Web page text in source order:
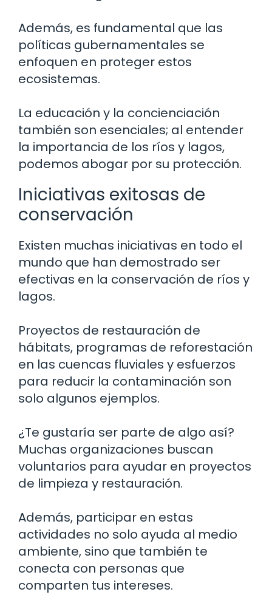
Además, es fundamental que las
políticas gubernamentales se
enfoquen en proteger estos
ecosistemas.
La educación y la concienciación
también son esenciales; al entender
la importancia de los ríos y lagos,
podemos abogar por su protección.
Iniciativas exitosas de
conservación
Existen muchas iniciativas en todo el
mundo que han demostrado ser
efectivas en la conservación de ríos y
lagos.
Proyectos de restauración de
hábitats, programas de reforestación
en las cuencas fluviales y esfuerzos
para reducir la contaminación son
solo algunos ejemplos.
¿Te gustaría ser parte de algo así?
Muchas organizaciones buscan
voluntarios para ayudar en proyectos
de limpieza y restauración.
Además, participar en estas
actividades no solo ayuda al medio
ambiente, sino que también te
conecta con personas que
comparten tus intereses.